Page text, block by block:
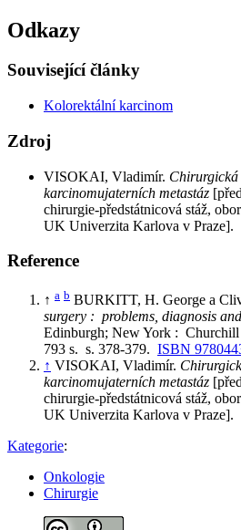
Odkazy
Související články
Kolorektální karcinom
Zdroj
VISOKAI, Vladimír.
karcinomujaterních metastáz
chirurgie-předstátnicová stáž,
UK Univerzita Karlova v Praze].
Reference
↑ a b BURKITT, H. George a
surgery : problems, diagnosis
Edinburgh; New York :
793 s. s. 378-379. ISBN
↑ VISOKAI, Vladimír.
karcinomujaterních metastáz
chirurgie-předstátnicová stáž,
UK Univerzita Karlova v Praze].
Kategorie:
Onkologie
Chirurgie